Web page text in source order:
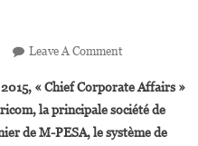
Leave A CommentOn
Chege
Nommé
Directeur
« Chief Corporate Affairs »
la principale société de
de M-PESA, le système de